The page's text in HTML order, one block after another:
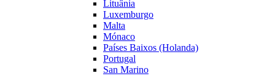
Lituânia
Luxemburgo
Malta
Mónaco
Países Baixos (Holanda)
Portugal
San Marino